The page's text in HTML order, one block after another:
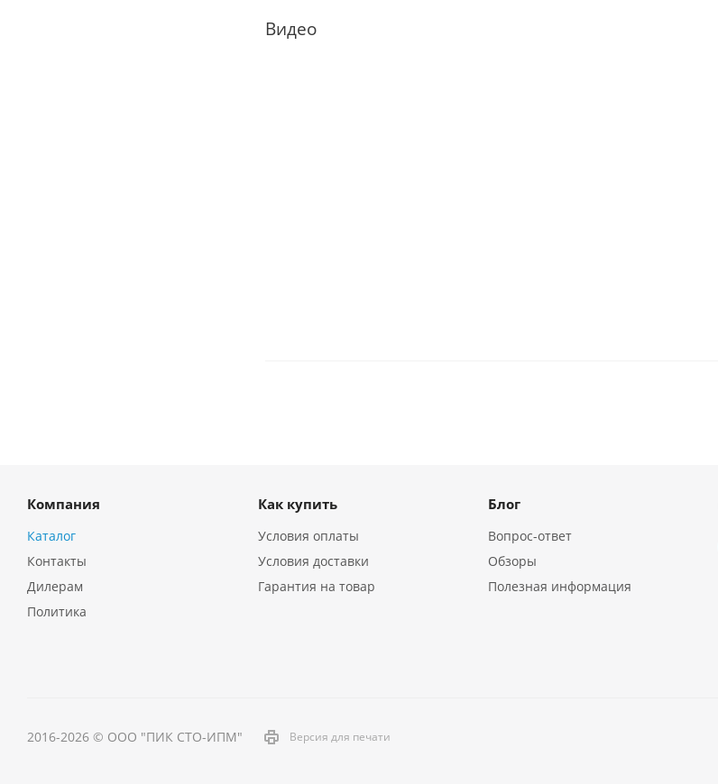
Видео
Компания
Каталог
Контакты
Дилерам
Политика
Как купить
Условия оплаты
Условия доставки
Гарантия на товар
Блог
Вопрос-ответ
Обзоры
Полезная информация
2016-2026 © ООО "ПИК СТО-ИПМ" Версия для печати